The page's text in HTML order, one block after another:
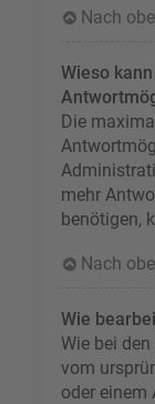
Nach
Wieso
Die
mehr
benötigen,
Nach
Wie
Wie bei
vom
oder einem